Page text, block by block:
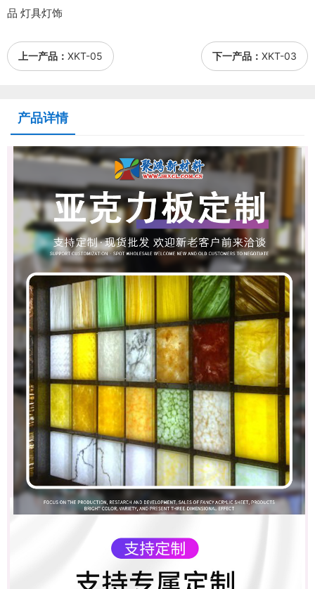
品 灯具灯饰
上一产品： XKT-05 下一产品： XKT-03
产品详情